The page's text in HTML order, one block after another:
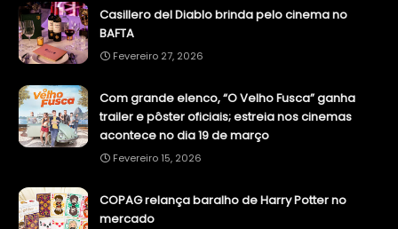
Casillero del Diablo brinda pelo cinema no
BAFTA
Fevereiro 27, 2026
Com grande elenco, “O Velho Fusca” ganha
trailer e pôster oficiais; estreia nos cinemas
acontece no dia 19 de março
Fevereiro 15, 2026
COPAG relança baralho de Harry Potter no
mercado